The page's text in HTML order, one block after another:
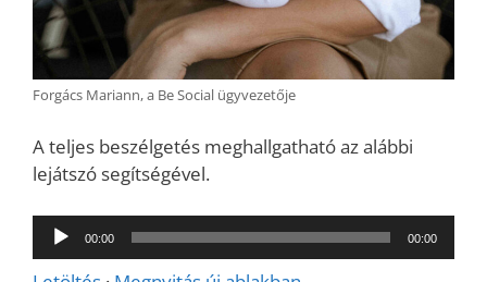
Forgács Mariann, a Be Social ügyvezetője
A teljes beszélgetés meghallgatható az alábbi
lejátszó segítségével.
Audió
lejátszó
00:00 00:00